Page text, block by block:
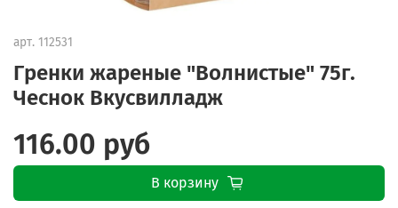
арт. 112531
Гренки жареные "Волнистые" 75г.
Чеснок Вкусвилладж
116.00 руб
В корзину